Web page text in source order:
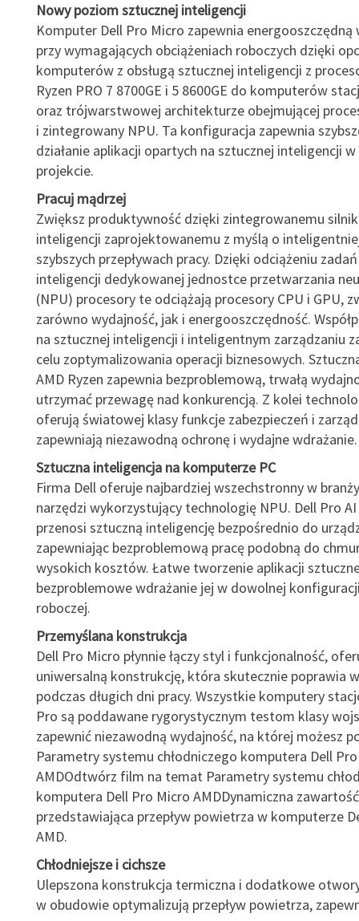
Nowy poziom sztucznej inteligencji
Komputer Dell Pro Micro zapewnia energooszczędną
przy wymagających obciążeniach roboczych dzięki
komputerów z obsługą sztucznej inteligencji z
Ryzen PRO 7 8700GE i 5 8600GE do komputerów
oraz trójwarstwowej architekturze obejmującej
i zintegrowany NPU. Ta konfiguracja zapewnia
działanie aplikacji opartych na sztucznej inteligencji
projekcie.
Pracuj mądrzej
Zwiększ produktywność dzięki zintegrowanemu
inteligencji zaprojektowanemu z myślą o
szybszych przepływach pracy. Dzięki odciążeniu
inteligencji dedykowanej jednostce przetwarzania
(NPU) procesory te odciążają procesory CPU i GPU,
zarówno wydajność, jak i energooszczędność.
na sztucznej inteligencji i inteligentnym zarządzaniu
celu zoptymalizowania operacji biznesowych.
AMD Ryzen zapewnia bezproblemową, trwałą
utrzymać przewagę nad konkurencją. Z kolei
oferują światowej klasy funkcje zabezpieczeń i
zapewniają niezawodną ochronę i wydajne wdrażanie.
Sztuczna inteligencja na komputerze PC
Firma Dell oferuje najbardziej wszechstronny w
narzędzi wykorzystujący technologię NPU. Dell Pro
przenosi sztuczną inteligencję bezpośrednio do
zapewniając bezproblemową pracę podobną do
wysokich kosztów. Łatwe tworzenie aplikacji
bezproblemowe wdrażanie jej w dowolnej
roboczej.
Przemyślana konstrukcja
Dell Pro Micro płynnie łączy styl i funkcjonalność,
uniwersalną konstrukcję, która skutecznie poprawia
podczas długich dni pracy. Wszystkie komputery
Pro są poddawane rygorystycznym testom klasy
zapewnić niezawodną wydajność, na której możesz
Parametry systemu chłodniczego komputera Dell
AMDOdtwórz film na temat Parametry systemu
komputera Dell Pro Micro AMDDynamiczna
przedstawiająca przepływ powietrza w komputerze
AMD.
Chłodniejsze i cichsze
Ulepszona konstrukcja termiczna i dodatkowe
w obudowie optymalizują przepływ powietrza,